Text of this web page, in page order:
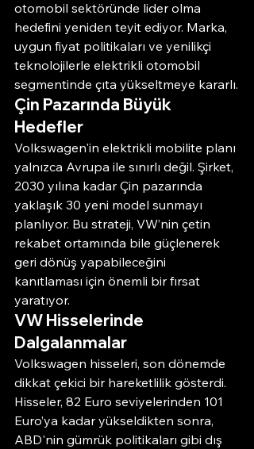
otomobil sektöründe lider olma
hedefini yeniden teyit ediyor. Marka,
uygun fiyat politikaları ve yenilikçi
teknolojilerle elektrikli otomobil
segmentinde çıta yükseltmeye kararlı.
Çin Pazarında Büyük
Hedefler
Volkswagen'in elektrikli mobilite planı
yalnızca Avrupa ile sınırlı değil. Şirket,
2030 yılına kadar Çin pazarında
yaklaşık 30 yeni model sunmayı
planlıyor. Bu strateji, VW’nin çetin
rekabet ortamında bile güçlenerek
geri dönüş yapabileceğini
kanıtlaması için önemli bir fırsat
yaratıyor.
VW Hisselerinde
Dalgalanmalar
Volkswagen hisseleri, son dönemde
dikkat çekici bir hareketlilik gösterdi.
Hisseler, 82 Euro seviyelerinden 101
Euro’ya kadar yükseldikten sonra,
ABD'nin gümrük politikaları gibi dış